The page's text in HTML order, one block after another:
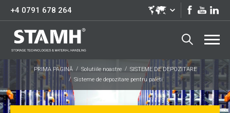
+4 0791 678 264
PRIMA PAGINĂ Solutiile noastre
SISTEME DE DEPOZITARE
Sisteme de depozitare pentru paleti